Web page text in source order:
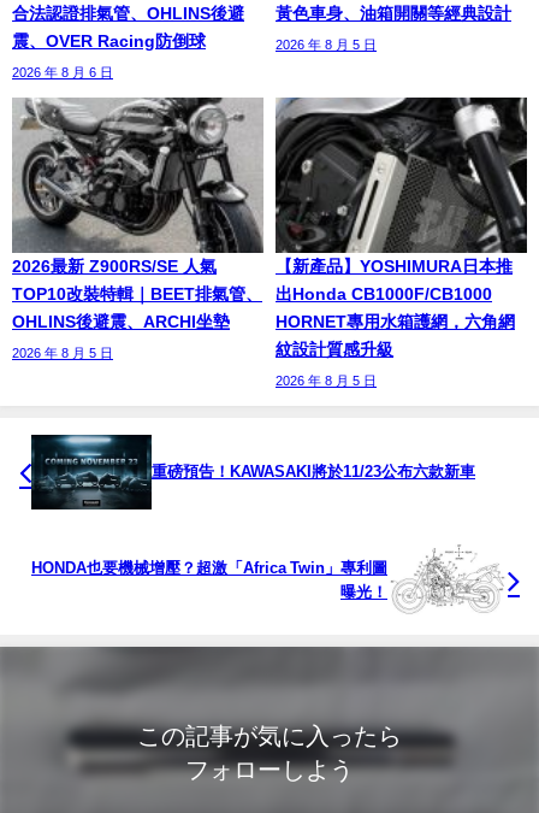
合法認證排氣管、OHLINS後避
震、OVER Racing防倒球
2026 年 8 月 6 日
黃色車身、油箱開關等經典設計
2026 年 8 月 5 日
2026最新 Z900RS/SE 人氣
TOP10改裝特輯｜BEET排氣管、
OHLINS後避震、ARCHI坐墊
2026 年 8 月 5 日
【新產品】YOSHIMURA日本推
出Honda CB1000F/CB1000
HORNET專用水箱護網，六角網
紋設計質感升級
2026 年 8 月 5 日
重磅預告！KAWASAKI將於11/23公布六款新車
HONDA也要機械增壓？超激「Africa Twin」專利圖
曝光！
この記事が気に入ったら
フォローしよう